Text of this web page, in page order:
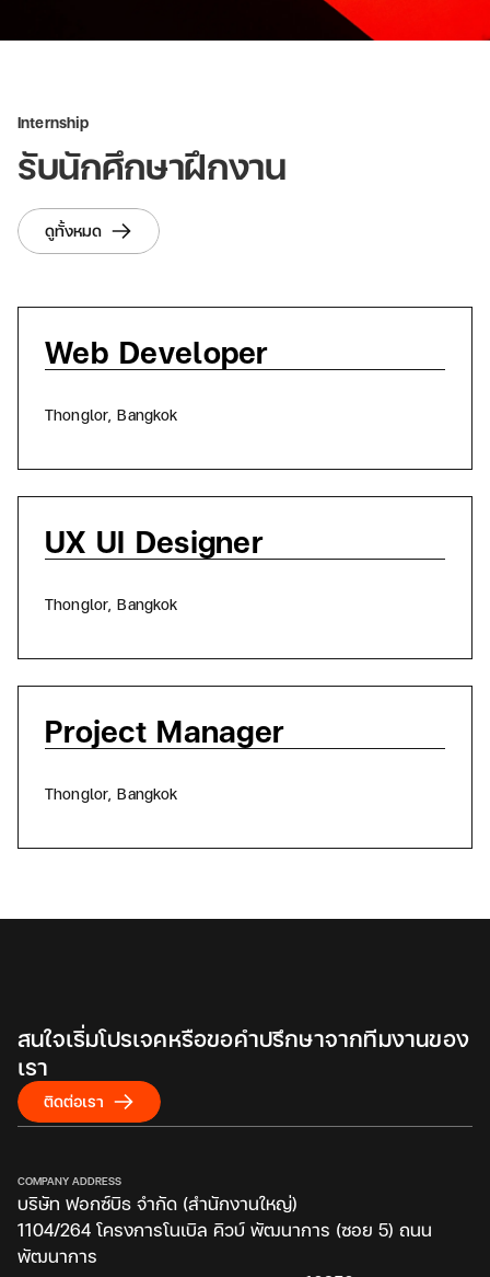
Internship
รับนักศึกษาฝึกงาน
ดูทั้งหมด
Web Developer
Thonglor, Bangkok
UX UI Designer
Thonglor, Bangkok
Project Manager
Thonglor, Bangkok
COMPANY ADDRESS
บริษัท ฟอกซ์บิธ จำกัด (สำนักงานใหญ่)
1104/264 โครงการโนเบิล คิวบ์ พัฒนาการ (ซอย 5) ถนน
พัฒนาการ
สนใจเริ่มโปรเจคหรือขอคำปรึกษาจากทีมงานของ
เรา
ติดต่อเรา